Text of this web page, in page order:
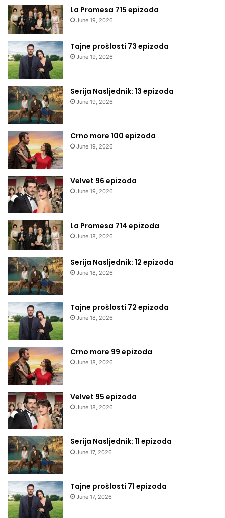
La Promesa 715 epizoda
June 19, 2026
Tajne prošlosti 73 epizoda
June 19, 2026
Serija Nasljednik: 13 epizoda
June 19, 2026
Crno more 100 epizoda
June 19, 2026
Velvet 96 epizoda
June 19, 2026
La Promesa 714 epizoda
June 18, 2026
Serija Nasljednik: 12 epizoda
June 18, 2026
Tajne prošlosti 72 epizoda
June 18, 2026
Crno more 99 epizoda
June 18, 2026
Velvet 95 epizoda
June 18, 2026
Serija Nasljednik: 11 epizoda
June 17, 2026
Tajne prošlosti 71 epizoda
June 17, 2026